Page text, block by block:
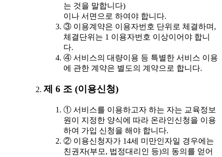
는 것을 말합니다)
이나 서면으로 하여야 합니다.
③ 이용계약은 이용자번호 단위로 체결하며,
체결단위는 1 이용자번호 이상이어야 합니
다.
④ 서비스의 대량이용 등 특별한 서비스 이용
에 관한 계약은 별도의 계약으로 합니다.
제 6 조 (이용신청)
① 서비스를 이용하고자 하는 자는 교육정보
원이 지정한 양식에 따라 온라인신청을 이용
하여 가입 신청을 해야 합니다.
② 이용신청자가 14세 미만인자일 경우에는
친권자(부모, 법정대리인 등)의 동의를 얻어